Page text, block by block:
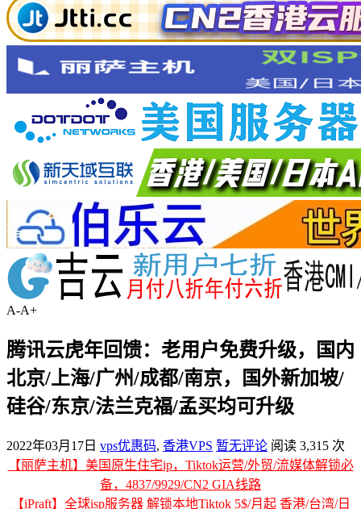
A-A+
腾讯云虎年回馈：老用户免费升级，国内
北京/上海/广州/成都/南京，国外新加坡/
硅谷/东京/法兰克福/孟买均可升级
2022年03月17日 vps优惠码, 香港VPS 暂无评论 阅读 3,315 次
【丽萨主机】美国原生住宅ip，Tiktok运营/外贸/流媒体解锁必
备，4837/9929/CN2 GIA线路
【iPraft】全球isp服务器 解锁本地Tiktok 5$/月起 香港/台湾/日